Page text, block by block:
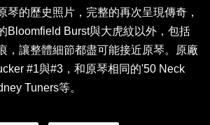
琴的歷史照片，完整的再次呈現傳奇，
Bloomfield Burst與大虎紋以外，包括
，讓整體細節都盡可能接近原琴。原廠
#1與#3，和原琴相同的'50 Neck
Tuners等。